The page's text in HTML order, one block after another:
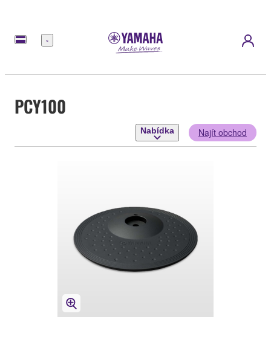
Nabídka
PCY100
Nabídka Najít obchod